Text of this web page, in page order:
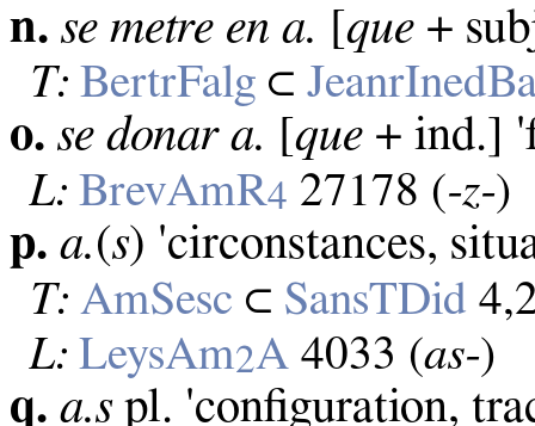
n. se metre en a. [que +
T: BertrFalg ⊂
o. se donar a. [que + ind.]
L: BrevAmR4 27178 (‑z‑)
p. a.(s) 'circonstances,
T: AmSesc ⊂ SansTDid
L: LeysAm2A 4033 (as‑)
q. a.spl. 'configuration,